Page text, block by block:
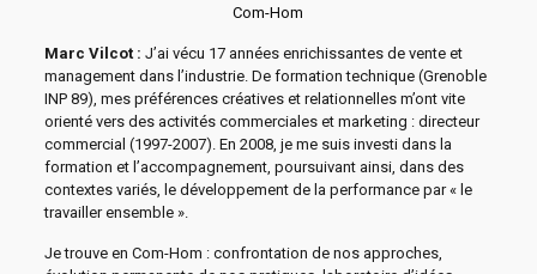
Com-Hom
Marc Vilcot : J’ai vécu 17 années enrichissantes de vente et
management dans l’industrie. De formation technique (Grenoble
INP 89), mes préférences créatives et relationnelles m’ont vite
orienté vers des activités commerciales et marketing : directeur
commercial (1997-2007). En 2008, je me suis investi dans la
formation et l’accompagnement, poursuivant ainsi, dans des
contextes variés, le développement de la performance par « le
travailler ensemble ».
Je trouve en Com-Hom : confrontation de nos approches,